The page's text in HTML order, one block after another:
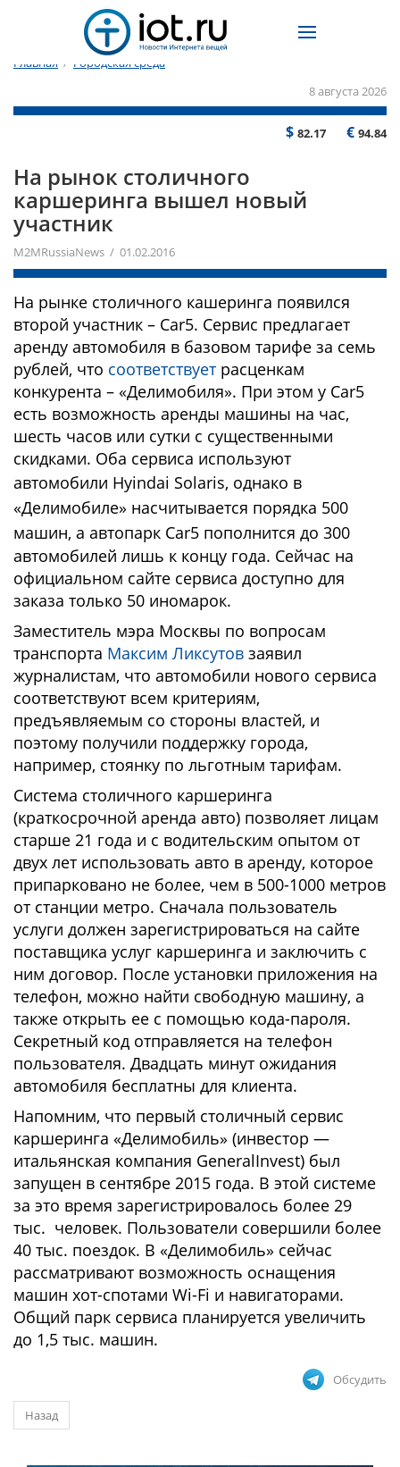
Главная / Городская среда
8 августа 2026
$ 82.17 € 94.84
На рынок столичного
каршеринга вышел новый
участник
M2MRussiaNews / 01.02.2016
На рынке столичного кашеринга появился
второй участник – Car5. Сервис предлагает
аренду автомобиля в базовом тарифе за семь
рублей, что соответствует расценкам
конкурента – «Делимобиля». При этом у Car5
есть возможность аренды машины на час,
шесть часов или сутки с существенными
скидками. Оба сервиса используют
автомобили Hyindai Solaris, однако в
«Делимобиле» насчитывается порядка 500
машин, а автопарк Car5 пополнится до 300
автомобилей лишь к концу года. Сейчас на
официальном сайте сервиса доступно для
заказа только 50 иномарок.
Заместитель мэра Москвы по вопросам
транспорта Максим Ликсутов заявил
журналистам, что автомобили нового сервиса
соответствуют всем критериям,
предъявляемым со стороны властей, и
поэтому получили поддержку города,
например, стоянку по льготным тарифам.
Система столичного каршеринга
(краткосрочной аренда авто) позволяет лицам
старше 21 года и с водительским опытом от
двух лет использовать авто в аренду, которое
припарковано не более, чем в 500-1000 метров
от станции метро. Сначала пользователь
услуги должен зарегистрироваться на сайте
поставщика услуг каршеринга и заключить с
ним договор. После установки приложения на
телефон, можно найти свободную машину, а
также открыть ее с помощью кода-пароля.
Секретный код отправляется на телефон
пользователя. Двадцать минут ожидания
автомобиля бесплатны для клиента.
Напомним, что первый столичный сервис
каршеринга «Делимобиль» (инвестор —
итальянская компания GeneralInvest) был
запущен в сентябре 2015 года. В этой системе
за это время зарегистрировалось более 29
тыс. человек. Пользователи совершили более
40 тыс. поездок. В «Делимобиль» сейчас
рассматривают возможность оснащения
машин хот-спотами Wi-Fi и навигаторами.
Общий парк сервиса планируется увеличить
до 1,5 тыс. машин.
Обсудить
Назад